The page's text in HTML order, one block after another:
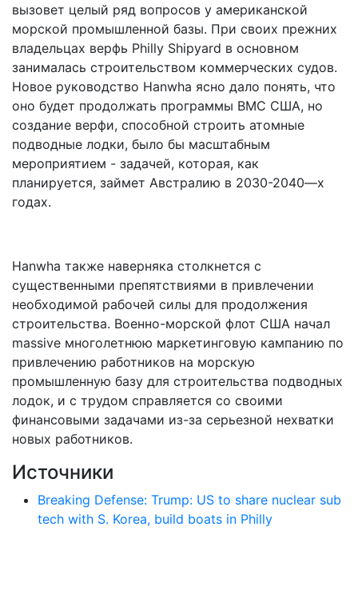
вызовет целый ряд вопросов у американской
морской промышленной базы. При своих прежних
владельцах верфь Philly Shipyard в основном
занималась строительством коммерческих судов.
Новое руководство Hanwha ясно дало понять, что
оно будет продолжать программы ВМС США, но
создание верфи, способной строить атомные
подводные лодки, было бы масштабным
мероприятием - задачей, которая, как
планируется, займет Австралию в 2030-2040—х
годах.
Hanwha также наверняка столкнется с
существенными препятствиями в привлечении
необходимой рабочей силы для продолжения
строительства. Военно-морской флот США начал
massive многолетнюю маркетинговую кампанию по
привлечению работников на морскую
промышленную базу для строительства подводных
лодок, и с трудом справляется со своими
финансовыми задачами из-за серьезной нехватки
новых работников.
Источники
Breaking Defense: Trump: US to share nuclear sub
tech with S. Korea, build boats in Philly